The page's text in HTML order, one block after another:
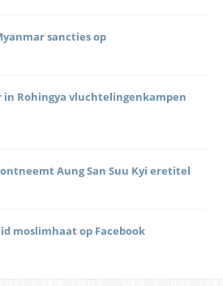
sancties op
in Rohingya vluchtelingenkampen
Aung San Suu Kyi eretitel
moslimhaat op Facebook